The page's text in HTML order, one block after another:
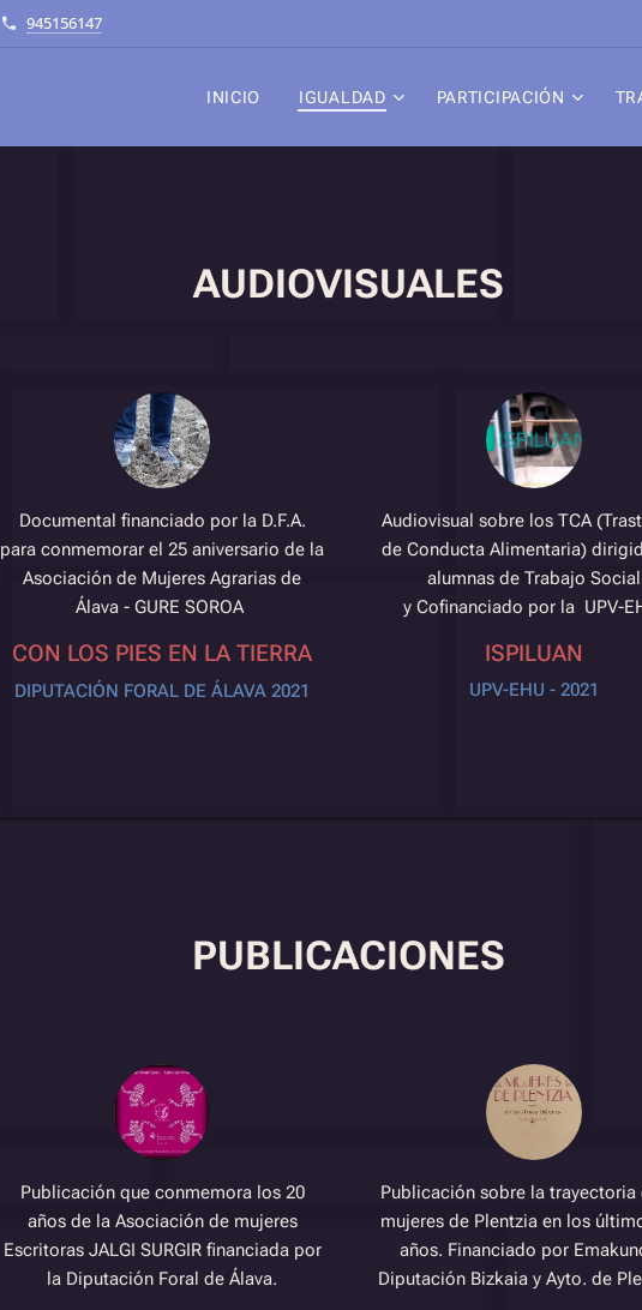
945156147
INICIO IGUALDAD PARTICIPACIÓN
AUDIOVISUALES
Documental financiado por la D.F.A.
para conmemorar el 25 aniversario de la
Asociación de Mujeres Agrarias de
Álava - GURE SOROA
CON LOS PIES EN LA TIERRA
DIPUTACIÓN FORAL DE ÁLAVA 2021
Audiovisual sobre los TCA
de Conducta Alimentaria)
alumnas de Trabajo Social
y Cofinanciado por la UPV-
ISPILUAN
UPV-EHU - 2021
PUBLICACIONES
Publicación que conmemora los 20
años de la Asociación de mujeres
Escritoras JALGI SURGIR financiada por
la Diputación Foral de Álava.
Publicación sobre la trayectoria
mujeres de Plentzia en los
años. Financiado por
Diputación Bizkaia y Ayto. de